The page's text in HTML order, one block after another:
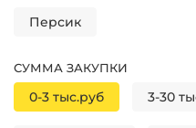
Персик
СУММА ЗАКУПКИ
0-3 тыс.руб 3-30